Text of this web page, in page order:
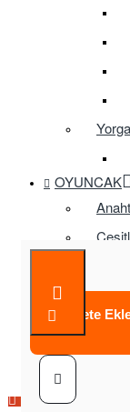
OYUNCAK
Sepete
Çok Satılan Ürün